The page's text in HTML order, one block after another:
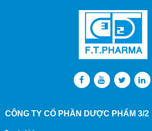
CÔNG TY CỔ PHẦN DƯỢC PHẨM 3/2